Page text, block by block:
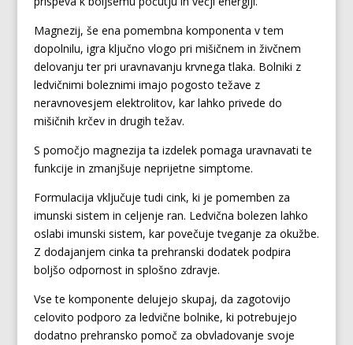
Magnezij, še ena pomembna komponenta v tem
dopolnilu, igra ključno vlogo pri mišičnem in živčnem
delovanju ter pri uravnavanju krvnega tlaka. Bolniki z
ledvičnimi boleznimi imajo pogosto težave z
neravnovesjem elektrolitov, kar lahko privede do
mišičnih krčev in drugih težav.
S pomočjo magnezija ta izdelek pomaga uravnavati te
funkcije in zmanjšuje neprijetne simptome.
Formulacija vključuje tudi cink, ki je pomemben za
imunski sistem in celjenje ran. Ledvična bolezen lahko
oslabi imunski sistem, kar povečuje tveganje za okužbe.
Z dodajanjem cinka ta prehranski dodatek podpira
boljšo odpornost in splošno zdravje.
Vse te komponente delujejo skupaj, da zagotovijo
celovito podporo za ledvične bolnike, ki potrebujejo
dodatno prehransko pomoč za obvladovanje svoje